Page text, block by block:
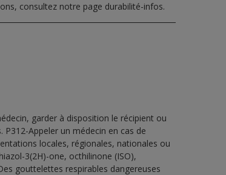
consultez notre page durabilité-infos.
garder à disposition le récipient ou
Appeler un médecin en cas de
locales, régionales, nationales ou
3(2H)-one, octhilinone (ISO),
gouttelettes respirables dangereuses